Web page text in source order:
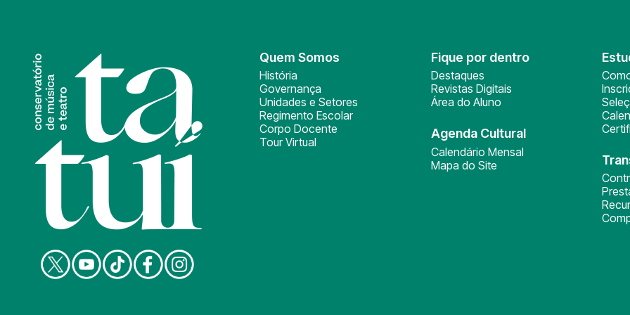
Quem Somos
História
Governança
Unidades e Setores
Regimento Escolar
Corpo Docente
Tour Virtual
Fique por dentro
Destaques
Revistas Digitais
Área do Aluno
Agenda Cultural
Calendário Mensal
Mapa do Site